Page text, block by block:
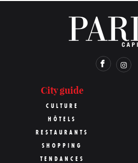
City guide
CULTURE
HÔTELS
RESTAURANTS
SHOPPING
TENDANCES